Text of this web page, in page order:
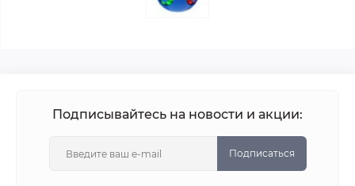
Подписывайтесь на новости и акции:
Подписаться